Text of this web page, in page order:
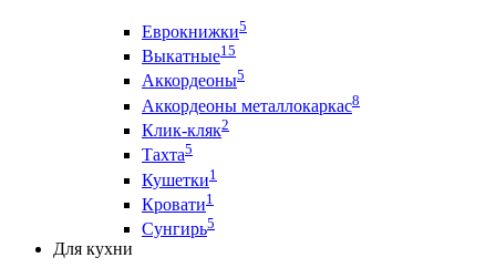
Еврокнижки5
Выкатные15
Аккордеоны5
Аккордеоны металлокаркас8
Клик-кляк2
Тахта5
Кушетки1
Кровати1
Сунгирь5
Для кухни